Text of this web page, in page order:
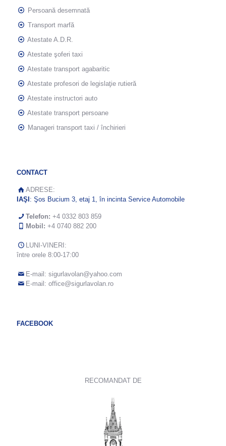
Persoană desemnată
Transport marfă
Atestate A.D.R.
Atestate şoferi taxi
Atestate transport agabaritic
Atestate profesori de legislaţie rutieră
Atestate instructori auto
Atestate transport persoane
Manageri transport taxi / închirieri
CONTACT
ADRESE:
IAŞI : Şos Bucium 3, etaj 1, în incinta Service Automobile
Telefon: +4 0332 803 859
Mobil: +4 0740 882 200
LUNI-VINERI:
între orele 8:00-17:00
E-mail:sigurlavolan@yahoo.com
E-mail:office@sigurlavolan.ro
FACEBOOK
RECOMANDAT DE